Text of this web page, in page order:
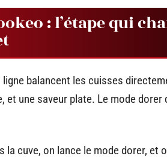
: l’étape qui
balancent les cuisses
et une saveur plate. Le mode
la cuve, on lance le mode dorer, et